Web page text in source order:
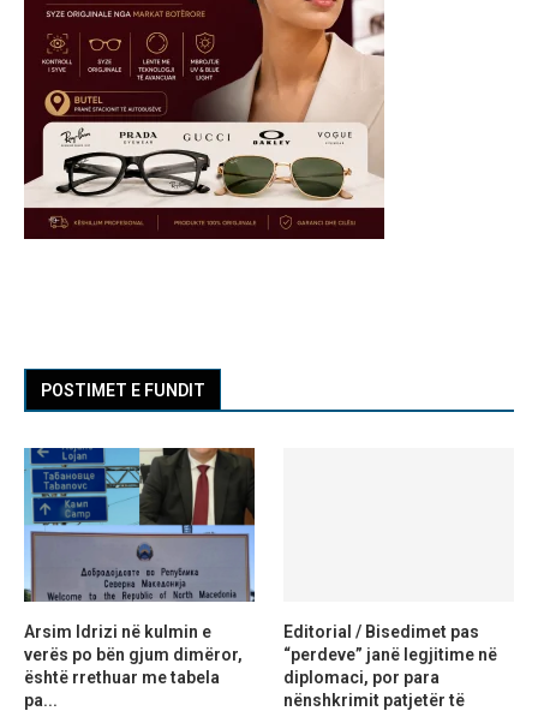
POSTIMET E FUNDIT
Arsim Idrizi në kulmin e
verës po bën gjum dimëror,
është rrethuar me tabela
pa...
Editorial / Bisedimet pas
“perdeve” janë legjitime në
diplomaci, por para
nënshkrimit patjetër të